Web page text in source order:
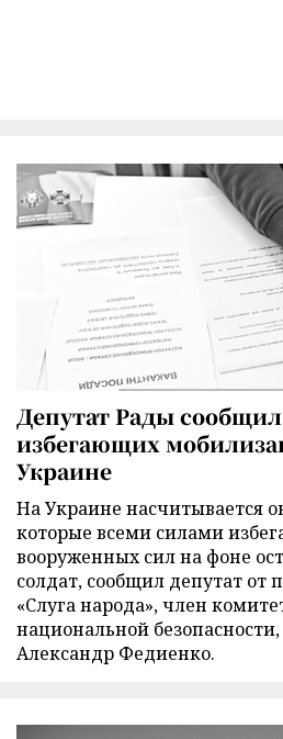
Депутат Рады
избегающих
Украине
На Украине насчитывается
которые всеми силами
вооруженных сил на фоне
солдат, сообщил депутат от
«Слуга народа», член
национальной
Александр Федиенко.